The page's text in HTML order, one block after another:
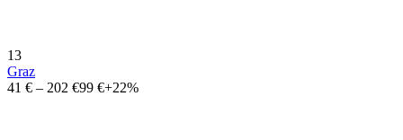
13
Graz
41 € – 202 €99 €+22%